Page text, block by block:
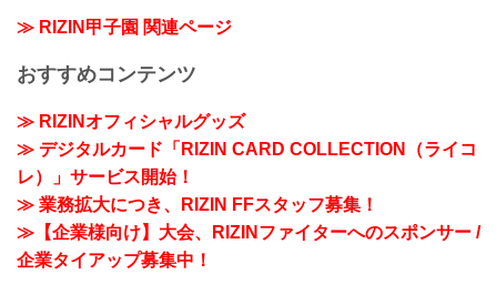
≫ RIZIN甲子園 関連ページ
おすすめコンテンツ
≫ RIZINオフィシャルグッズ
≫ デジタルカード「RIZIN CARD COLLECTION（ライコ
レ）」サービス開始！
≫ 業務拡大につき、RIZIN FFスタッフ募集！
≫【企業様向け】大会、RIZINファイターへのスポンサー /
企業タイアップ募集中！